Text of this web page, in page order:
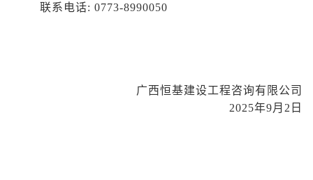
联系电话: 0773-8990050
广西恒基建设工程咨询有限公司
2025年9月 2 日